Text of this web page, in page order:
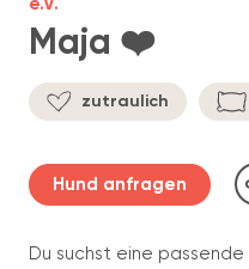
Maja ❤️
e.V.
zutraulich
Hund anfragen
Du suchst eine